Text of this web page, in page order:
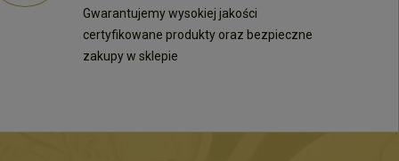
Gwarantujemy wysokiej jakości
certyfikowane produkty oraz bezpieczne
zakupy w sklepie